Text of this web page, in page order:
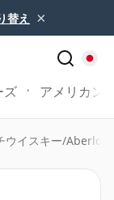
替え ×
ズ アメリカン
ウイスキー/